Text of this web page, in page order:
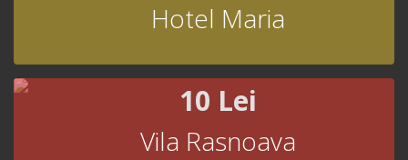
Hotel Maria
10 Lei
Vila Rasnoava